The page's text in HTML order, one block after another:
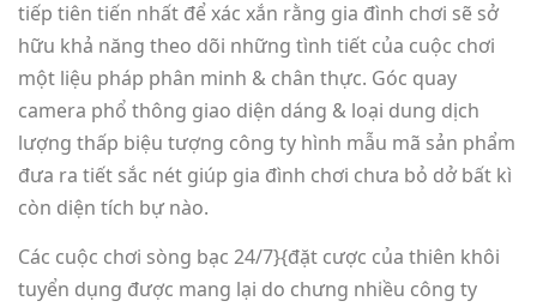
tiếp tiên tiến nhất để xác xắn rằng gia đình chơi sẽ sở
hữu khả năng theo dõi những tình tiết của cuộc chơi
một liệu pháp phân minh & chân thực. Góc quay
camera phổ thông giao diện dáng & loại dung dịch
lượng thấp biệu tượng công ty hình mẫu mã sản phẩm
đưa ra tiết sắc nét giúp gia đình chơi chưa bỏ dở bất kì
còn diện tích bự nào.
Các cuộc chơi sòng bạc 24/7}{đặt cược của thiên khôi
tuyển dụng được mang lại do chưng nhiều công ty